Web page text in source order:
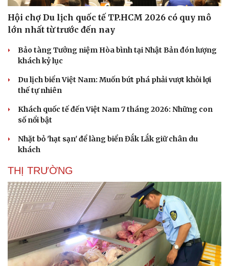
Di sản
Hội chợ Du lịch quốc tế TP.HCM 2026 có quy mô
lớn nhất từ trước đến nay
Bảo tàng Tưởng niệm Hòa bình tại Nhật Bản đón lượng
khách kỷ lục
Du lịch biển Việt Nam: Muốn bứt phá phải vượt khỏi lợi
thế tự nhiên
Khách quốc tế đến Việt Nam 7 tháng 2026: Những con
số nổi bật
Nhặt bỏ 'hạt sạn' để làng biển Đắk Lắk giữ chân du
khách
THỊ TRƯỜNG